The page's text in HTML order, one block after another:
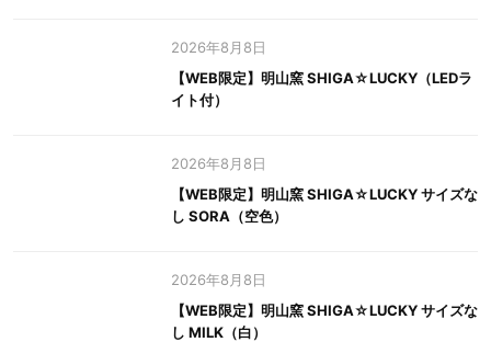
2026年8月8日
【WEB限定】明山窯 SHIGA☆LUCKY（LEDラ
イト付）
2026年8月8日
【WEB限定】明山窯 SHIGA☆LUCKY サイズな
し SORA（空色）
2026年8月8日
【WEB限定】明山窯 SHIGA☆LUCKY サイズな
し MILK（白）